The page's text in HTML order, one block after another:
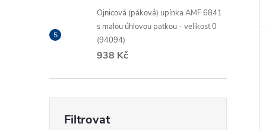
Ojnicová (páková) upínka AMF 6841
s malou úhlovou patkou - velikost 0
(94094)
938 Kč